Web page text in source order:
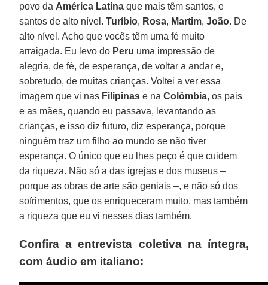
povo da América Latina que mais têm santos, e
santos de alto nível.Turíbio, Rosa, Martim,João. De
alto nível. Acho que vocês têm uma fé muito
arraigada. Eu levo do Peru uma impressão de
alegria, de fé, de esperança, de voltar a andar e,
sobretudo, de muitas crianças. Voltei a ver essa
imagem que vi nas Filipinas e naColômbia, os pais
e as mães, quando eu passava, levantando as
crianças, e isso diz futuro, diz esperança, porque
ninguém traz um filho ao mundo se não tiver
esperança. O único que eu lhes peço é que cuidem
da riqueza. Não só a das igrejas e dos museus –
porque as obras de arte são geniais –, e não só dos
sofrimentos, que os enriqueceram muito, mas também
a riqueza que eu vi nesses dias também.
Confira a entrevista coletiva na íntegra,
com áudio em italiano: